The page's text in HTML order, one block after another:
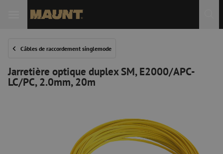
Câbles de raccordement singlemode
Jarretière optique duplex SM, E2000/APC-
LC/PC, 2.0mm, 20m